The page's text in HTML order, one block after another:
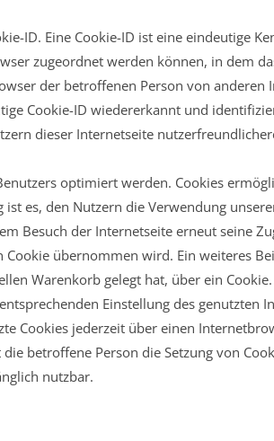
ID. Eine Cookie-ID ist eine eindeutige
zugeordnet werden können, in dem
der betroffenen Person von anderen
Cookie-ID wiedererkannt und
dieser Internetseite
optimiert werden. Cookies
es, den Nutzern die Verwendung
Besuch der Internetseite erneut seine
übernommen wird. Ein weiteres
Warenkorb gelegt hat, über ein Cookie.
Einstellung des genutzten
Cookies jederzeit über einen
betroffene Person die Setzung von
nutzbar.